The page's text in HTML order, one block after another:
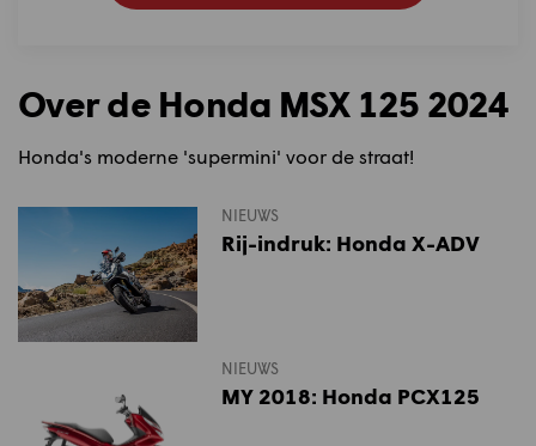
Over de Honda MSX 125 2024
Honda's moderne 'supermini' voor de straat!
NIEUWS
Rij-indruk: Honda X-ADV
NIEUWS
MY 2018: Honda PCX125